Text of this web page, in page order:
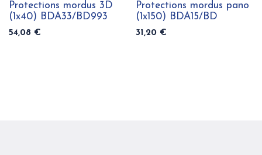
Protections mordus 3D
(1x40) BDA33/BD993
54,08 €
Protections mordus pano
(1x150) BDA15/BD
31,20 €